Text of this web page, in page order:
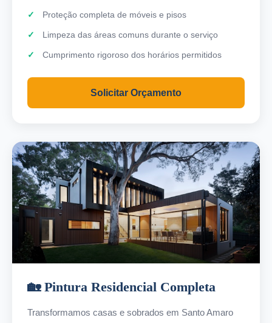
Proteção completa de móveis e pisos
Limpeza das áreas comuns durante o serviço
Cumprimento rigoroso dos horários permitidos
Solicitar Orçamento
🏡 Pintura Residencial Completa
Transformamos casas e sobrados em Santo Amaro